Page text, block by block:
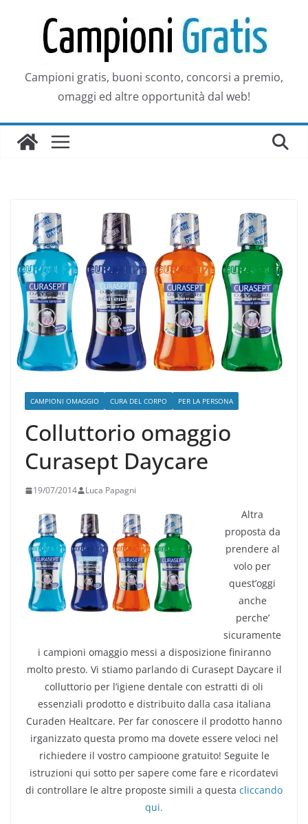
contenuto
Campioni gratis, buoni sconto, concorsi a premio,
omaggi ed altre opportunità dal web!
CAMPIONI OMAGGIO CURA DEL CORPO PER LA PERSONA
Colluttorio omaggio
Curasept Daycare
19/07/2014 Luca Papagni
Altra
proposta da
prendere al
volo per
quest’oggi
anche
perche’
sicuramente
i campioni omaggio messi a disposizione finiranno
molto presto. Vi stiamo parlando di Curasept Daycare il
colluttorio per l’igiene dentale con estratti di oli
essenziali prodotto e distribuito dalla casa italiana
Curaden Healtcare. Per far conoscere il prodotto hanno
irganizzato questa promo ma dovete essere veloci nel
richiedere il vostro campioone gratuito! Seguite le
istruzioni qui sotto per sapere come fare e ricordatevi
di controllare le altre proposte simili a questa cliccando
qui.